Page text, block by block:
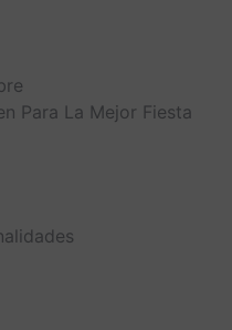
Para La Mejor Fiesta